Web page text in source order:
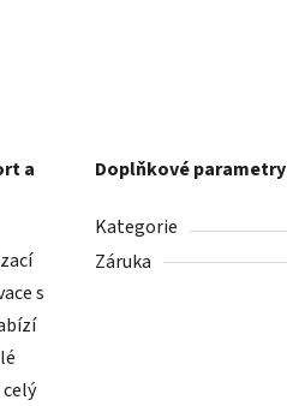
a
s
Doplňkové parametry
Kategorie
Záruka